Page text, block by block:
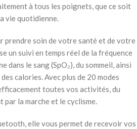
à tous les poignets, que ce soit
vie quotidienne.
prendre soin de votre santé et de votre
un suivi en temps réel de la fréquence
dans le sang (SpO₂), du sommeil, ainsi
calories. Avec plus de 20 modes
toutes vos activités, du
par la marche et le cyclisme.
elle vous permet de recevoir vos